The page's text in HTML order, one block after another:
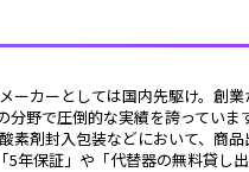
野で圧倒的な実績を誇っていま
5年保証」や「代替器の無料貸し